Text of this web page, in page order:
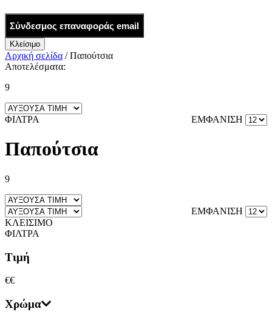
Σύνδεσμος επαναφοράς email
Κλείσιμο
Αρχική σελίδα / Παπούτσια
Αποτελέσματα:
9
ΕΜΦΑΝΙΣΗ
ΦΙΛΤΡΑ
Παπούτσια
9
ΕΜΦΑΝΙΣΗ
ΚΛΕΙΣΙΜΟ
ΦΙΛΤΡΑ
Τιμή
€€
Χρώμα